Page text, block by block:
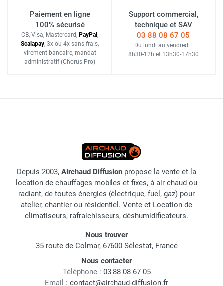
Paiement en ligne
100% sécurisé
CB, Visa, Mastercard, PayPal ,
Scalapay, 3x ou 4x sans frais,
virement bancaire, mandat
administratif (Chorus Pro)
Support commercial,
technique et SAV
03 88 08 67 05
Du lundi au vendredi :
8h30-12h et 13h30-17h30
Depuis 2003, Airchaud Diffusion propose la vente et la
location de chauffages mobiles et fixes, à air chaud ou
radiant, de toutes énergies (électrique, fuel, gaz) pour
atelier, chantier ou résidentiel. Vente et Location de
climatiseurs, rafraichisseurs, déshumidificateurs.
Nous trouver
35 route de Colmar, 67600 Sélestat, France
Nous contacter
Téléphone : 03 88 08 67 05
Email : contact@airchaud-diffusion.fr